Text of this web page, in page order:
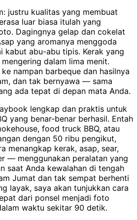
justru kualitas yang membuat
luar biasa itulah yang
Dagingnya gelap dan cokelat
yang aromanya menggoda
kabut abu-abu tipis. Kerak yang
dalam lima menit.
nampan barbeque dan hasilnya
dan tak bernyawa — sama
ada tepat di depan mata Anda.
lengkap dan praktis untuk
yang benar-benar berhasil. Entah
food truck BBQ, atau
dengan 50 ribu pengikut,
menangkap kerak, asap, sear,
— menggunakan peralatan yang
saat Anda kewalahan di tengah
Jumat dan tak sempat berhenti
layak, saya akan tunjukkan cara
dari ponsel menjadi foto
waktu sekitar 90 detik.